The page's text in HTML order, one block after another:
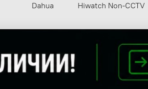
Dahua Hiwatch Non-CCTV